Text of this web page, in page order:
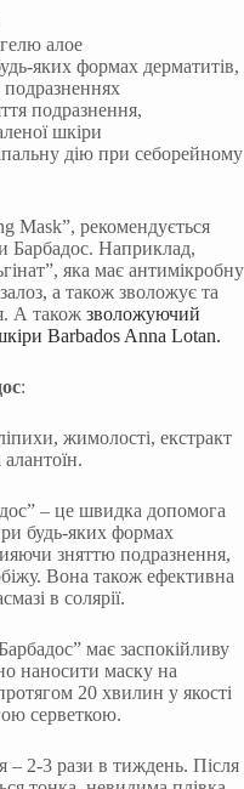
алое
яких формах дерматитів,
подразненнях
подразнення,
шкіри
дію при себорейному
Mask”, рекомендується
Барбадос. Наприклад,
яка має антимікробну
а також зволожує та
А також зволожуючий
Barbados Anna Lotan.
:
жимолості, екстракт
алантоїн.
– це швидка допомога
будь-яких формах
зняттю подразнення,
Вона також ефективна
в солярії.
має заспокійливу
наносити маску на
20 хвилин у якості
серветкою.
– 2-3 рази в тиждень. Після